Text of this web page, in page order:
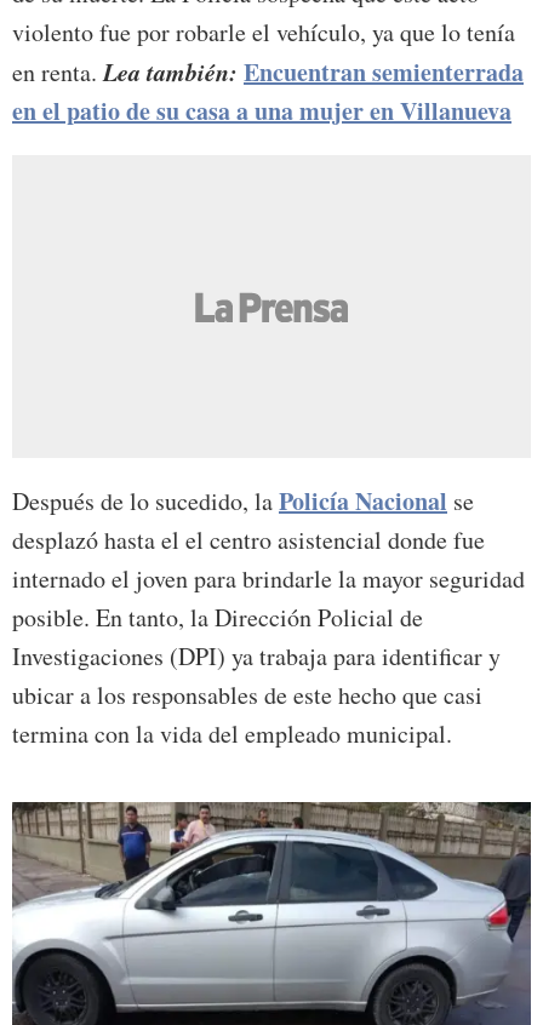
violento fue por robarle el vehículo, ya que lo tenía
en renta.Lea también: Encuentran semienterrada
en el patio de su casa a una mujer en Villanueva
Después de lo sucedido, laPolicía Nacional se
desplazó hasta el el centro asistencial donde fue
internado el joven para brindarle la mayor seguridad
posible. En tanto, la Dirección Policial de
Investigaciones (DPI) ya trabaja para identificar y
ubicar a los responsables de este hecho que casi
termina con la vida del empleado municipal.